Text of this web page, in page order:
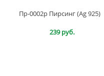
Пр-0002р Пирсинг (Ag 925)
239 руб.